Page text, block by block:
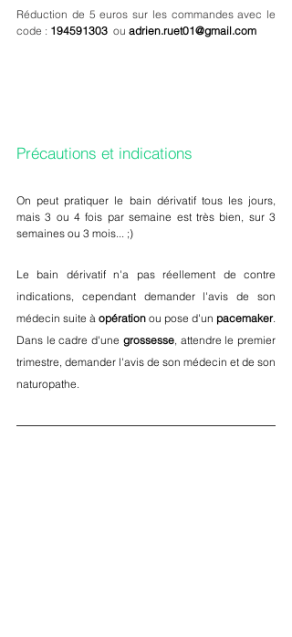
Réduction de 5 euros sur les commandes avec le
code : 194591303 ou adrien.ruet01@gmail.com
Précautions et indications
On peut pratiquer le bain dérivatif tous les jours,
mais 3 ou 4 fois par semaine est très bien, sur 3
semaines ou 3 mois... ;)
Le bain dérivatif n'a pas réellement de contre
indications, cependant demander l'avis de son
médecin suite à opération ou pose d'un pacemaker.
Dans le cadre d'une grossesse, attendre le premier
trimestre, demander l'avis de son médecin et de son
naturopathe.